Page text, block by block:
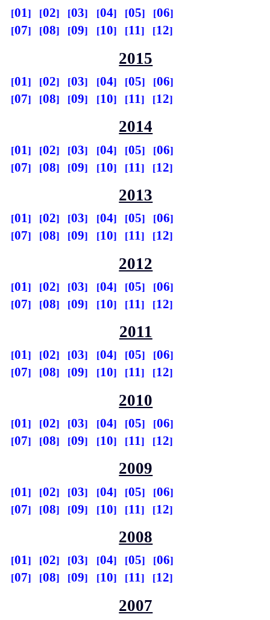
01 02 03 04 05
06
07
08 09 10 11 12
2015
01 02 03 04 05
06
07
08 09 10 11 12
2014
01 02 03 04 05
06
07
08 09 10 11 12
2013
01 02 03 04 05
06
07
08 09 10 11 12
2012
01 02 03 04 05
06
07
08 09 10 11 12
2011
01 02 03 04 05
06
07
08 09 10 11 12
2010
01 02 03 04 05
06
07
08 09 10 11 12
2009
01 02 03 04 05
06
07
08 09 10 11 12
2008
01 02 03 04 05
06
07
08 09 10 11 12
2007